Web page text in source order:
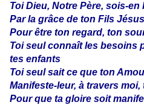
Toi Dieu, Notre Père, sois-en
Par la grâce de ton Fils
Pour être ton regard, ton
Toi seul connaît les besoins
tes enfants
Toi seul sait ce que ton
Manifeste-leur, à travers moi,
Pour que ta gloire soit